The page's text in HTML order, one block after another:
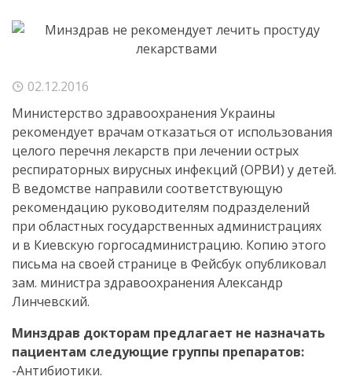
02.12.2016
Министерство здравоохранения Украины
рекомендует врачам отказаться от использования
целого перечня лекарств при лечении острых
респираторных вирусных инфекций (ОРВИ) у детей.
В ведомстве направили соответствующую
рекомендацию руководителям подразделений
при областных государственных администрациях
и в Киевскую горгосадминистрацию. Копию этого
письма на своей странице в Фейсбук опубликовал
зам. министра здравоохранения Александр
Линчевский.
Минздрав докторам предлагает не назначать
пациентам следующие группы препаратов:
-Антибиотики.